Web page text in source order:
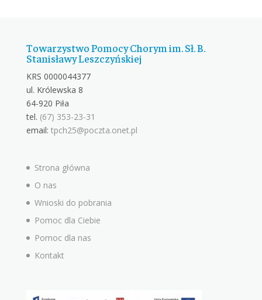
Towarzystwo Pomocy Chorym im. Sł. B.
Stanisławy Leszczyńskiej
KRS 0000044377
ul. Królewska 8
64-920 Piła
tel. (67) 353-23-31
email: tpch25@poczta.onet.pl
Strona główna
O nas
Wnioski do pobrania
Pomoc dla Ciebie
Pomoc dla nas
Kontakt